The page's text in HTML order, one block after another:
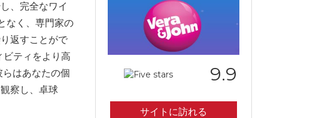
、完全なワイ
なく、専門家の
返すことがで
ティをより高
はあなたの個
察し、卓球
9.9
サイトに訪れる